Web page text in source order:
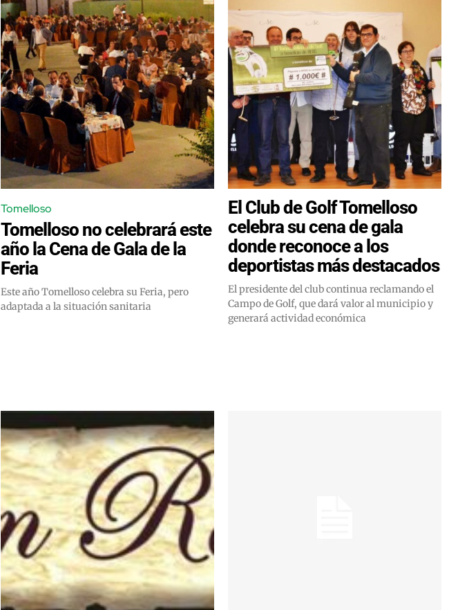
Tomelloso
Tomelloso no celebrará este
año la Cena de Gala de la
Feria
Este año Tomelloso celebra su Feria, pero
adaptada a la situación sanitaria
El Club de Golf Tomelloso
celebra su cena de gala
donde reconoce a los
deportistas más destacados
El presidente del club continua reclamando el
Campo de Golf, que dará valor al municipio y
generará actividad económica